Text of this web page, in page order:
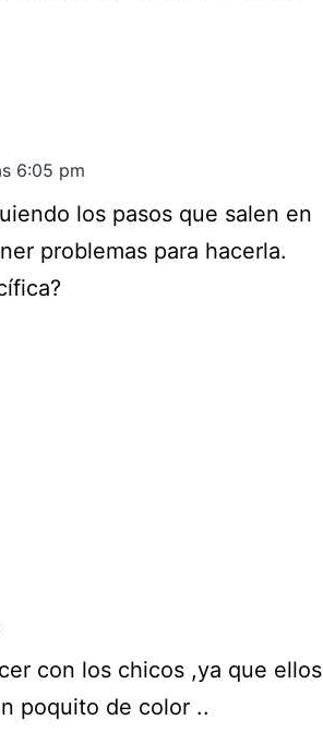
6:05 pm
los pasos que salen en
problemas para hacerla.
con los chicos ,ya que ellos
poquito de color ..